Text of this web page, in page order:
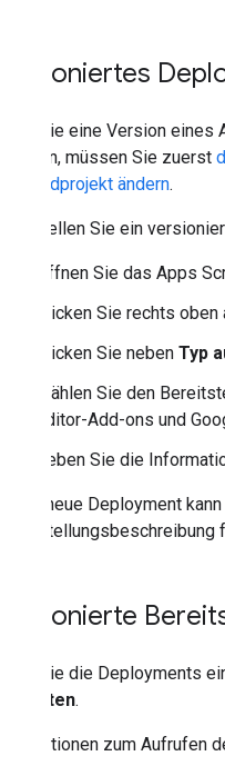
Versioniertes
Wenn Sie eine Version
möchten, müssen Sie zuerst
Standardprojekt ändern.
So erstellen Sie ein
Öffnen Sie das Apps
Klicken Sie rechts oben
Klicken Sie neben Typ
Wählen Sie den
Editor-Add-ons und
Geben Sie die
Jedes neue Deployment
Versionierte
Wenn Sie die Deployments
verwalten.
Informationen zum Aufrufen